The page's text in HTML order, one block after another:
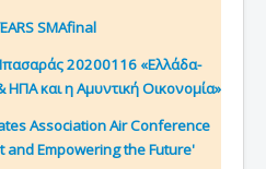
SMAfinal
20200116 «Ελλάδα-
και η Αμυντική Οικονομία»
Association Air Conference
and Empowering the Future'